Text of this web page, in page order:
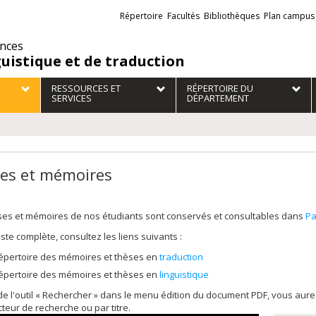
et de traduction
Liens
externes
Répertoire Facultés Bibliothèques Plan campus
RESSOURCES ET
SERVICES
RÉPERTOIRE DU
DÉPARTEMENT
et mémoires
et mémoires de nos étudiants sont conservés et consultables dans
complète, consultez les liens suivants :
des mémoires et thèses en traduction
des mémoires et thèses en linguistique
l'outil « Rechercher » dans le menu édition du document PDF, vous
de recherche ou par titre.